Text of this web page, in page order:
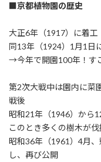
■京都植物園の歴史
大正6年（1917）に着工
同13年（1924）1月1日
→今年で開園100年！す
第2次大戦中は園内に菜
戦後
昭和21年（1946）から
このとき多くの樹木が
昭和36年（1961）4月
し、再び公開